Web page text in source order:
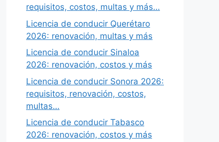
requisitos, costos, multas y más…
Licencia de conducir Querétaro
2026: renovación, multas y más
Licencia de conducir Sinaloa
2026: renovación, costos y más
Licencia de conducir Sonora 2026:
requisitos, renovación, costos,
multas…
Licencia de conducir Tabasco
2026: renovación, costos y más